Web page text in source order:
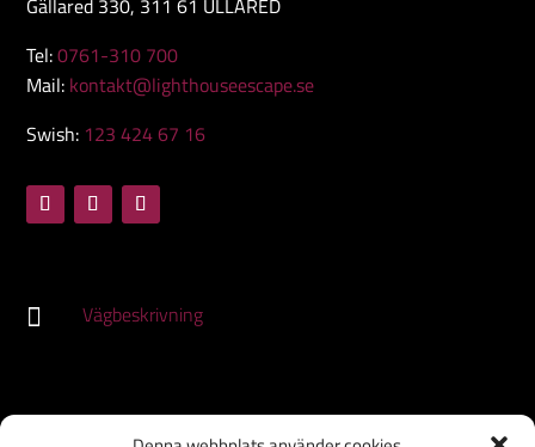
Gällared 330, 311 61 ULLARED
Tel:0761-310 700
Mail: kontakt@lighthouseescape.se
Swish: 123 424 67 16
 Vägbeskrivning
HEM